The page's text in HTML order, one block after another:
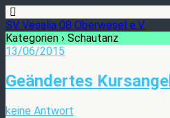
SV Vesalia 08 Oberwesel e.V.
Kategorien › Schautanz
13/06/2015
Geändertes
keine Antwort